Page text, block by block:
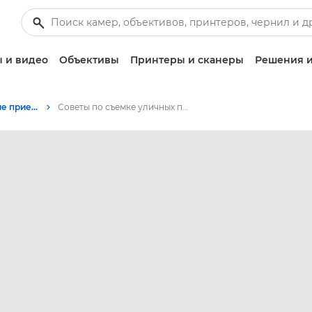
и видео Объективы Принтеры и сканеры Решения
Советы и технические приемы по фотографии и печати Советы по съемке уличных портретов